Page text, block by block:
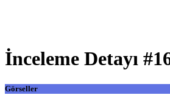
İnceleme Detayı
Görseller